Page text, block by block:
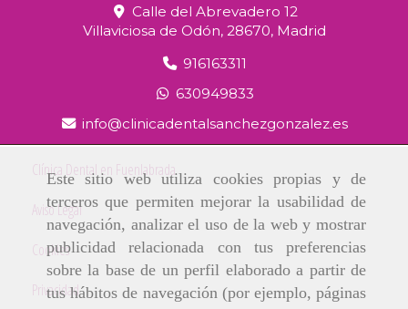
Este sitio web utiliza cookies propias y de
terceros que permiten mejorar la usabilidad de
navegación, analizar el uso de la web y mostrar
publicidad relacionada con tus preferencias
sobre la base de un perfil elaborado a partir de
tus hábitos de navegación (por ejemplo, páginas
Calle del Abrevadero 12
Villaviciosa de Odón, 28670, Madrid
916163311
630949833
info
clinicadentalsanchezgonzalez.es
Clínica Dental en Fuenlabrada
Aviso Legal
Cookies
Privacidad